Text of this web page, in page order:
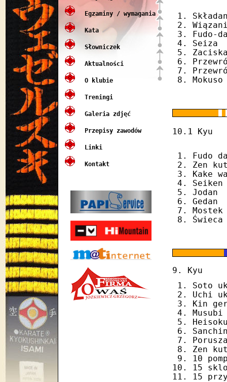
Egzaminy / wymagania
Kata
Słowniczek
Aktualności
O klubie
Treningi
Galeria zdjęć
Przepisy zawodów
Linki
Kontakt
Fudo-
Seiza
Mokuso
10. 1 Kyu
Fudo
Zen
Kake
Jodan
Gedan
Mostek
Świeca
9. Kyu
Soto
Uchi
Kin
Zen
10
15
15